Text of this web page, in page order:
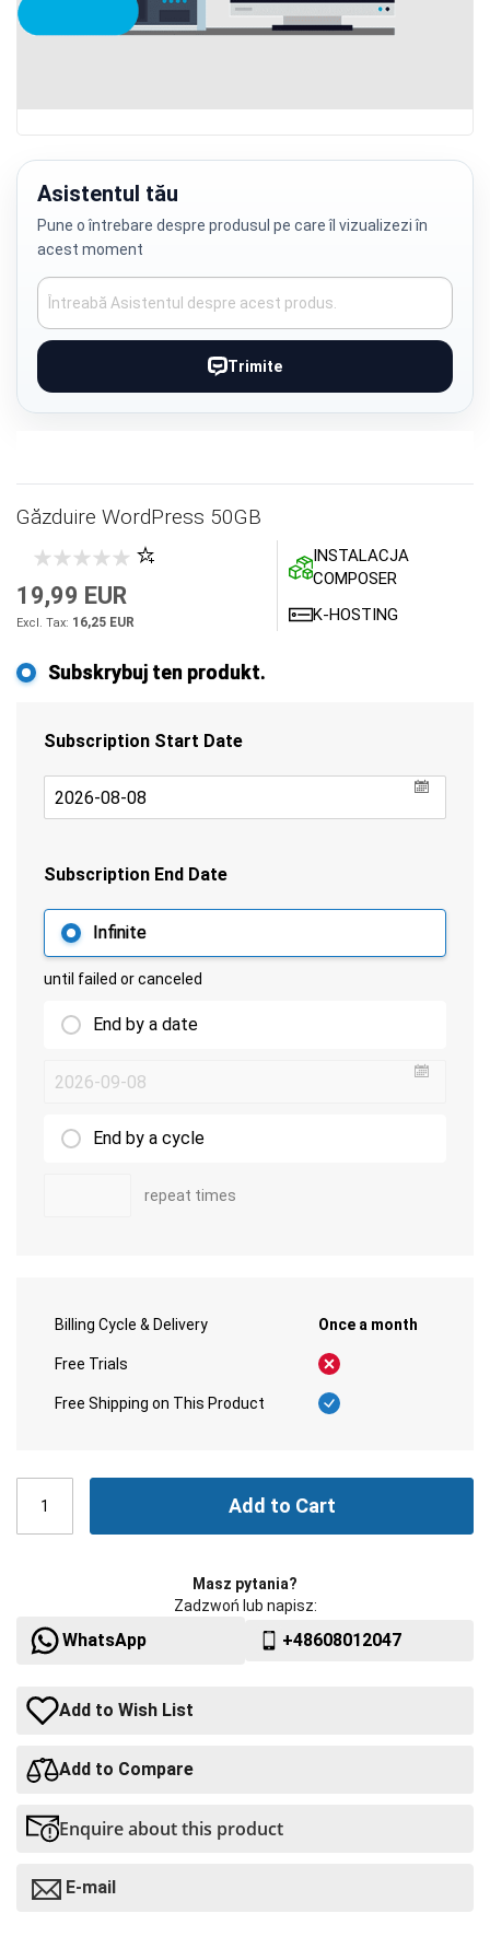
to
the
images
gallery
Asistentul tău
Pune o întrebare despre produsul pe care îl vizualizezi în
acest moment
Trimite
Găzduire WordPress 50GB
19,99 EUR
16,25 EUR
INSTALACJA
COMPOSER
K-HOSTING
Subskrybuj ten produkt.
Subscription Start Date
Subscription End Date
Infinite
until failed or canceled
End by a date
End by a cycle
repeat times
Billing Cycle & Delivery Once a month
Free Trials
Free Shipping on This Product
Add to Cart
Masz pytania?
Zadzwoń lub napisz:
WhatsApp +48608012047
Add to Wish List
Add to Compare
Enquire about this product
E-mail